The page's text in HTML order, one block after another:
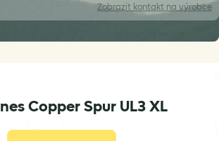
Zobrazit kontakt na výrobce
eusupport@bigagnes.com
Copper Spur UL3 XL